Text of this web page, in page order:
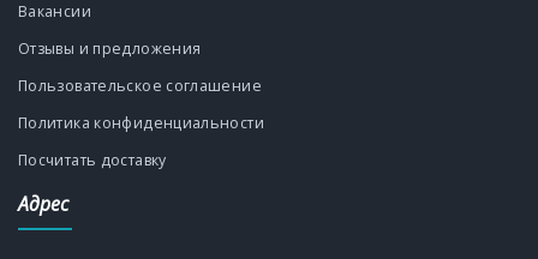
Вакансии
Отзывы и предложения
Пользовательское соглашение
Политика конфиденциальности
Посчитать доставку
Адрес